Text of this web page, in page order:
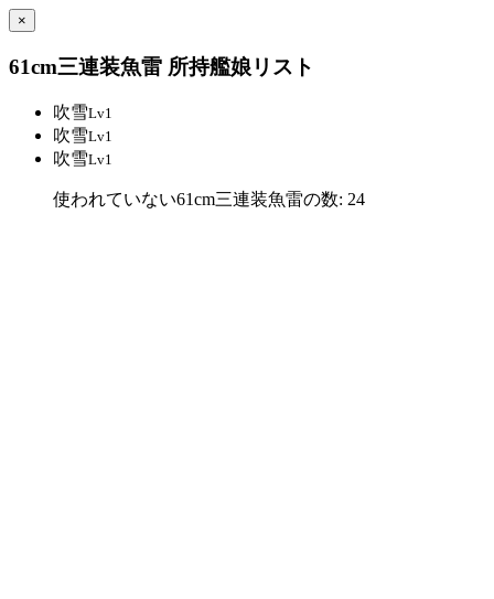
×
61cm三連装魚雷 所持艦娘リスト
吹雪Lv1
吹雪Lv1
吹雪Lv1
使われていない61cm三連装魚雷の数: 24